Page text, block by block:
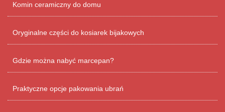
Komin ceramiczny do domu
Oryginalne części do kosiarek bijakowych
Gdzie można nabyć marcepan?
Praktyczne opcje pakowania ubrań